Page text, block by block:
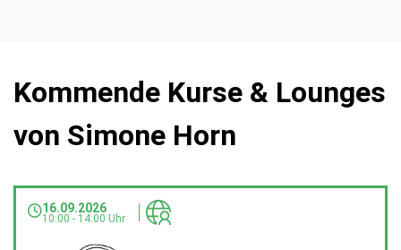
Kommende Kurse & Lounges
von Simone Horn
16.09.2026
10:00 - 14:00 Uhr